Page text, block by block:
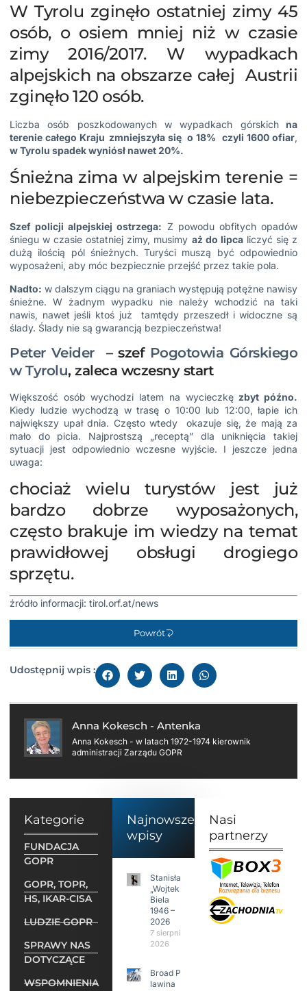
W Tyrolu zginęło ostatniej zimy 45
osób, o osiem mniej niż w czasie
zimy 2016/2017. W wypadkach
alpejskich na obszarze całej Austrii
zginęło 120 osób.
Liczba osób poszkodowanych w wypadkach górskichna
terenie całego Kraju zmniejszyła się o 18% czyli 1600 ofiar,
w Tyrolu spadek wyniósł nawet 20%.
Śnieżna zima w alpejskim terenie =
niebezpieczeństwa w czasie lata.
Szef policji alpejskiej ostrzega: Z powodu obfitych opadów
śniegu w czasie ostatniej zimy, musimy aż do lipcaliczyć się z
dużą ilością pól śnieżnych. Turyści muszą być odpowiednio
wyposażeni, aby móc bezpiecznie przejść przez takie pola.
Nadto: w dalszym ciągu na graniach występują potężne nawisy
śnieżne. W żadnym wypadku nie należy wchodzić na taki
nawis, nawet jeśli ktoś już tamtędy przeszedł i widoczne są
ślady. Ślady nie są gwarancją bezpieczeństwa!
Peter Veider – szef Pogotowia Górskiego
w Tyrolu, zaleca wczesny start
Większość osób wychodzi latem na wycieczkę zbyt późno.
Kiedy ludzie wychodzą w trasę o 10:00 lub 12:00, łapie ich
największy upał dnia. Często wtedy okazuje się, że mają za
mało do picia. Najprostszą „receptą” dla uniknięcia takiej
sytuacji jest odpowiednio wczesne wyjście. I jeszcze jedna
uwaga:
chociaż wielu turystów jest już
bardzo dobrze wyposażonych,
często brakuje im wiedzy na temat
prawidłowej obsługi drogiego
sprzętu.
źródło informacji: tirol.orf.at/news
Powrót
Udostępnij wpis :
Anna Kokesch - Antenka
Anna Kokesch - w latach 1972-1974 kierownik
administracji Zarządu GOPR
Kategorie
FUNDACJA
GOPR
GOPR, TOPR,
HS, IKAR-CISA
LUDZIE GOPR
SPRAWY NAS
DOTYCZĄCE
WSPOMNIENIA
Najnowsze
wpisy
Stanisław
„Wojtek”
Biela
1946 –
2026
7 sierpnia
2026
Broad Peak:
lawina
Nasi
partnerzy